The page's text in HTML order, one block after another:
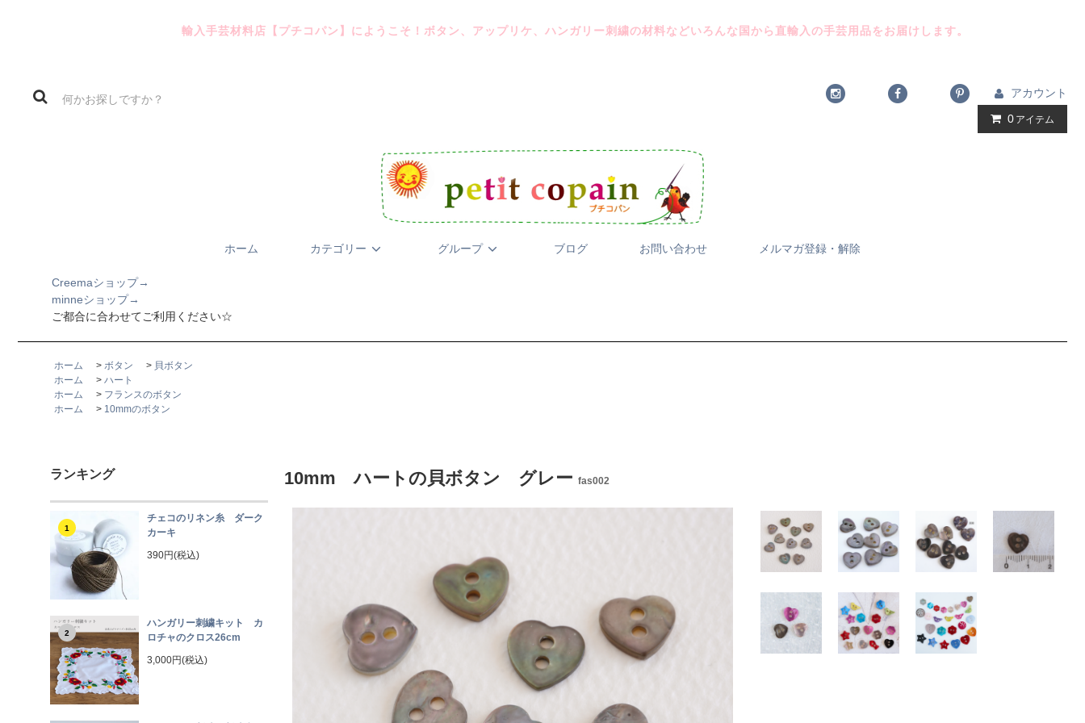
輸入手芸材料店【プチコパン】にようこそ！ボタン、アップリケ、ハンガリー刺繍の材料などいろんな国から直輸入の手芸用品をお届けします。
アカウント
0 アイテム
ホーム カテゴリー グループ ブログ お問い合わせ メルマガ登録・解除
Creemaショップ→
minneショップ→
ご都合に合わせてご利用ください☆
ホーム > ボタン > 貝ボタン
ホーム
> ハート
ホーム
> フランスのボタン
ホーム
> 10mmのボタン
ランキング
1
チェコのリネン糸 ダーク
カーキ
390円(税込)
2
ハンガリー刺繍キット カ
ロチャのクロス26cm
3,000円(税込)
10mm ハートの貝ボタン グレー fas002